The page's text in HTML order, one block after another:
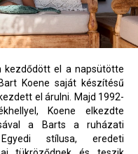
kezdődött el a napsütötte
Koene saját készítésű
el árulni. Majd 1992-
Koene elkezdte
a Barts a ruházati
stílusa, eredeti